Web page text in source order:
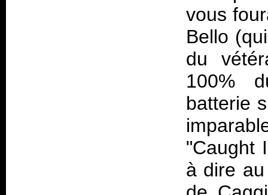
vous
Bello
du
100%
batterie
"Caught
à dire